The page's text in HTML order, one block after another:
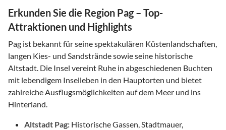
Erkunden Sie die Region Pag – Top-
Attraktionen und Highlights
Pag ist bekannt für seine spektakulären Küstenlandschaften,
langen Kies- und Sandstrände sowie seine historische
Altstadt. Die Insel vereint Ruhe in abgeschiedenen Buchten
mit lebendigem Inselleben in den Hauptorten und bietet
zahlreiche Ausflugsmöglichkeiten auf dem Meer und ins
Hinterland.
Altstadt Pag: Historische Gassen, Stadtmauer,